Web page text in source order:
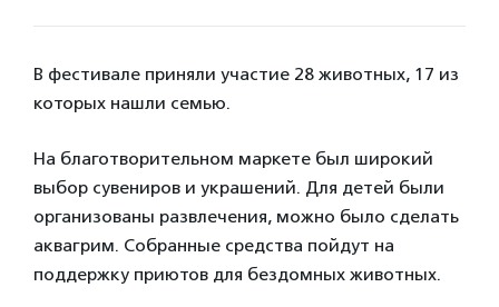
В фестивале приняли участие 28 животных, 17 из
которых нашли семью.
На благотворительном маркете был широкий
выбор сувениров и украшений. Для детей были
организованы развлечения, можно было сделать
аквагрим. Собранные средства пойдут на
поддержку приютов для бездомных животных.